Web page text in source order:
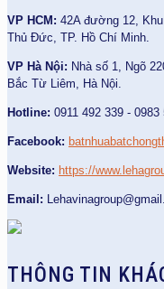
VP HCM: 42A đường 12,
Thủ Đức, TP. Hồ Chí Minh.
VP Hà Nội: Nhà số 1, Ngõ
Bắc Từ Liêm, Hà Nội.
Hotline: 0911 492 339 - 0983
Facebook:
Website: https://
Email:
THÔNG TIN